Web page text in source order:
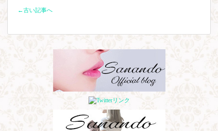
←古い記事へ